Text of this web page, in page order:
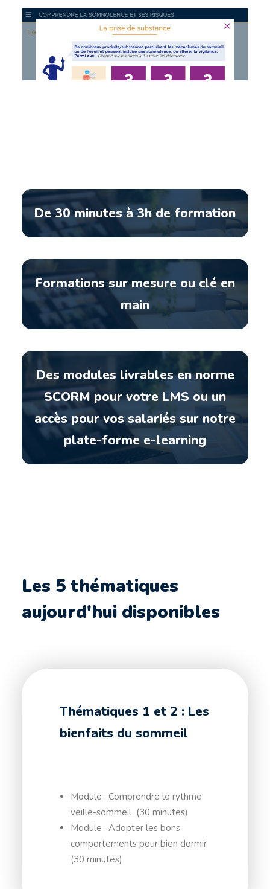
De 30 minutes à 3h de formation
Formations sur mesure ou clé en
main
Des modules livrables en norme
SCORM pour votre LMS ou un
accès pour vos salariés sur notre
plate-forme e-learning
Les 5 thématiques
aujourd'hui disponibles
Thématiques 1 et 2 : Les
bienfaits du sommeil
Module : Comprendre le rythme
veille-sommeil (30 minutes)
Module : Adopter les bons
comportements pour bien dormir
(30 minutes)